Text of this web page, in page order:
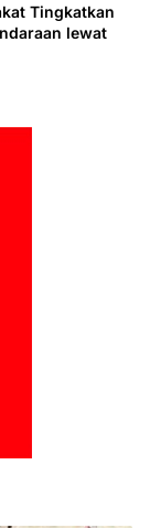
Tingkatkan
lewat